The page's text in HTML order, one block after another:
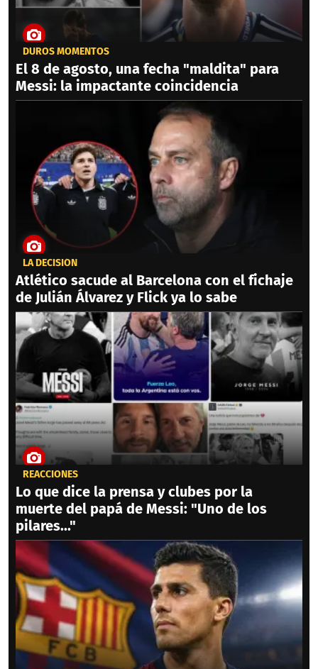
DUROS MOMENTOS
El 8 de agosto, una fecha "maldita" para
Messi: la impactante coincidencia
LA DECISIÓN
Atlético sacude al Barcelona con el fichaje
de Julián Álvarez y Flick ya lo sabe
REACCIONES
Lo que dice la prensa y clubes por la
muerte del papá de Messi: "Uno de los
pilares..."